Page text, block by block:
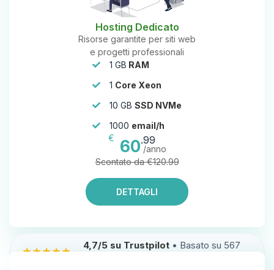
Hosting Dedicato
Risorse garantite per siti web
e progetti professionali
1 GB RAM
1 Core Xeon
10 GBSSD NVMe
1000 email/h
€
60.99
/anno
Scontato da €120.99
DETTAGLI
★★★★★ 4,7/5 su Trustpilot• Basato su 567